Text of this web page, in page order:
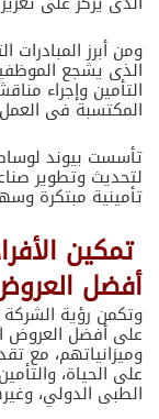
الذى يشجع
التأمين وإجراء
المكتسبة فى
تأسست بيوند
لتحديث وتطوير
تأمينية مبتكرة
تمكين
أفضل
وتكمن رؤية
على أفضل العروض
وميزانياتهم، مع
على الحياة،
الطبى الدولي،